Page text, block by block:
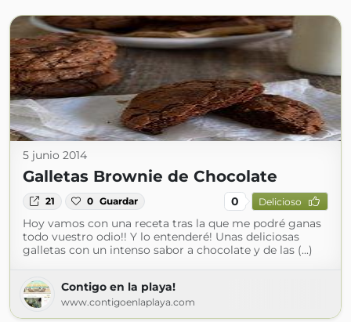
5 junio 2014
Galletas Brownie de Chocolate
21 0 Guardar 0 Delicioso
Hoy vamos con una receta tras la que me podré ganas
todo vuestro odio!! Y lo entenderé! Unas deliciosas
galletas con un intenso sabor a chocolate y de las (...)
Contigo en la playa!
www.contigoenlaplaya.com